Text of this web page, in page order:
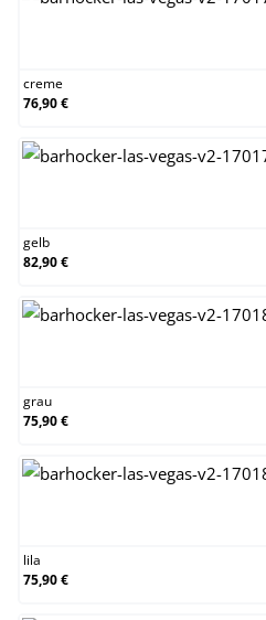
creme
76,90 €
gelb
82,90 €
grau
75,90 €
lila
75,90 €